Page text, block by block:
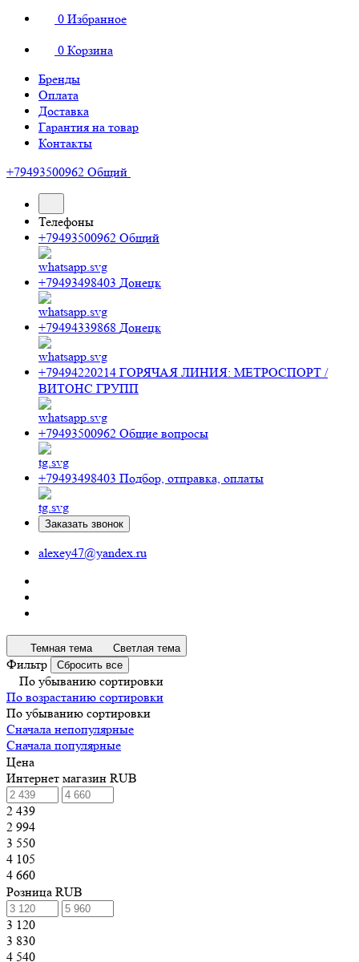
0 Избранное
0 Корзина
Бренды
Оплата
Доставка
Гарантия на товар
Контакты
+79493500962 Общий
Телефоны
+79493500962 Общий
+79493498403 Донецк
+79494339868 Донецк
+79494220214 ГОРЯЧАЯ ЛИНИЯ: МЕТРОСПОРТ /
ВИТОНС ГРУПП
+79493500962 Общие вопросы
+79493498403 Подбор, отправка, оплаты
Заказать звонок
alexey47@yandex.ru
Темная тема Светлая тема
Фильтр Сбросить все
По убыванию сортировки
По возрастанию сортировки
По убыванию сортировки
Сначала непопулярные
Сначала популярные
Цена
Интернет магазин RUB
2 439
2 994
3 550
4 105
4 660
Розница RUB
3 120
3 830
4 540